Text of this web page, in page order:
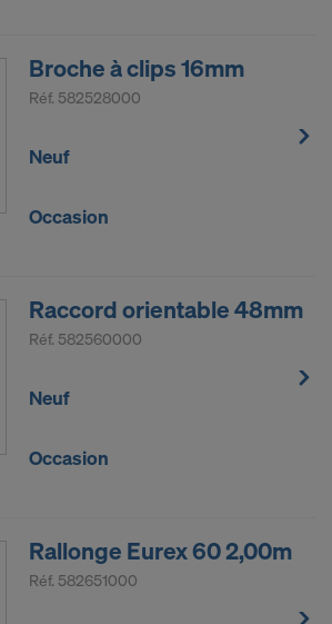
Broche à clips 16mm
Réf. 582528000
Neuf
Occasion
Raccord orientable 48mm
Réf. 582560000
Neuf
Occasion
Rallonge Eurex 60 2,00m
Réf. 582651000